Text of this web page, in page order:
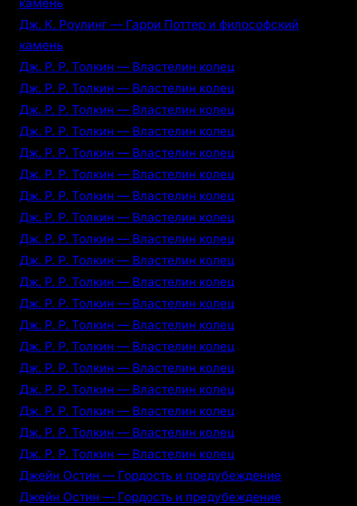
камень
Дж. К. Роулинг — Гарри Поттер и философский
камень
Дж. Р. Р. Толкин — Властелин колец
Дж. Р. Р. Толкин — Властелин колец
Дж. Р. Р. Толкин — Властелин колец
Дж. Р. Р. Толкин — Властелин колец
Дж. Р. Р. Толкин — Властелин колец
Дж. Р. Р. Толкин — Властелин колец
Дж. Р. Р. Толкин — Властелин колец
Дж. Р. Р. Толкин — Властелин колец
Дж. Р. Р. Толкин — Властелин колец
Дж. Р. Р. Толкин — Властелин колец
Дж. Р. Р. Толкин — Властелин колец
Дж. Р. Р. Толкин — Властелин колец
Дж. Р. Р. Толкин — Властелин колец
Дж. Р. Р. Толкин — Властелин колец
Дж. Р. Р. Толкин — Властелин колец
Дж. Р. Р. Толкин — Властелин колец
Дж. Р. Р. Толкин — Властелин колец
Дж. Р. Р. Толкин — Властелин колец
Дж. Р. Р. Толкин — Властелин колец
Джейн Остин — Гордость и предубеждение
Джейн Остин — Гордость и предубеждение